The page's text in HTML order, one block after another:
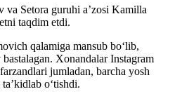
va Setora guruhi a’zosi Kamilla
taqdim etdi.
qalamiga mansub bo‘lib,
Xonandalar Instagram
jumladan, barcha yosh
o‘tishdi.